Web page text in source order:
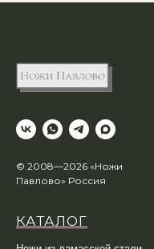
© 2008—2026 «Ножи
Павлово» Россия
КАТАЛОГ